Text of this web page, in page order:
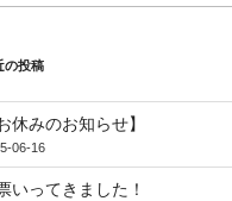
の投稿
休みのお知らせ】
06-16
いってきました！